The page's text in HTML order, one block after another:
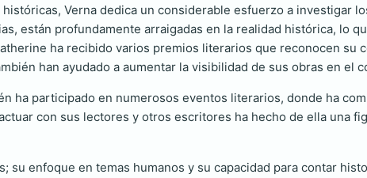
Verna dedica un considerable esfuerzo a investigar
están profundamente arraigadas en la realidad histórica, lo
ha recibido varios premios literarios que reconocen su
han ayudado a aumentar la visibilidad de sus obras en el
ha participado en numerosos eventos literarios, donde ha
con sus lectores y otros escritores ha hecho de ella una
su enfoque en temas humanos y su capacidad para contar